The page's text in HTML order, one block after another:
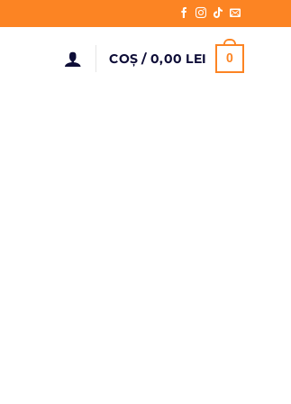
COȘ / 0,00 LEI 0